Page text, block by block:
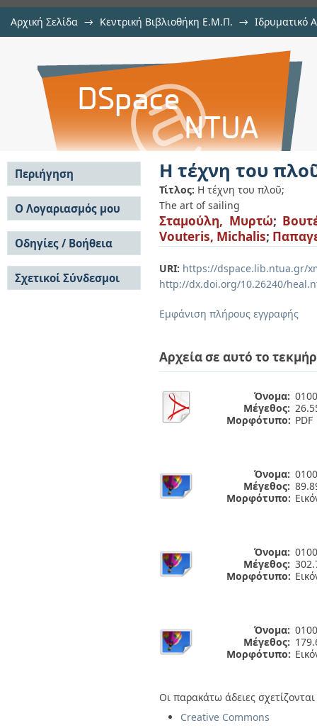
Αρχική Σελίδα → Κεντρική Βιβλιοθήκη Ε.Μ.Π. → Ιδρυματικό
Η τέχνη του
Τίτλος: Η τέχνη του πλοῦ;
The art of sailing
Σταμούλη, Μυρτώ;
Vouteris, Michalis;
URI: https://dspace.lib.ntua.gr/
http://dx.doi.org/10.26240/
Εμφάνιση πλήρους εγγραφής
Αρχεία σε αυτό το
Όνομα:
Μέγεθος:
Μορφότυπο: PDF
Όνομα:
Μέγεθος:
Μορφότυπο:
Όνομα:
Μέγεθος:
Μορφότυπο:
Όνομα:
Μέγεθος:
Μορφότυπο:
Οι παρακάτω άδειες
Creative Commons
Περιήγηση
Σε όλο το DSpace
Κοινότητες & Συλλογές
Ανά Ημερομηνία
Έκδοσης
Συγγραφείς
Τίτλοι
Θέματα
Ο Λογαριασμός μου
Σύνδεση
Εγγραφή
Οδηγίες / Βοήθεια
Οδηγίες Υποβολής
Οδηγίες Χρήσης ΙΑ
Συχνές Ερωτήσεις
Σχετικοί Σύνδεσμοι